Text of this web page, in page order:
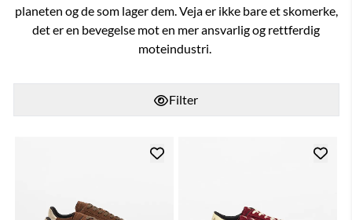
planeten og de som lager dem. Veja er ikke bare et skomerke,
det er en bevegelse mot en mer ansvarlig og rettferdig
moteindustri.
Filter